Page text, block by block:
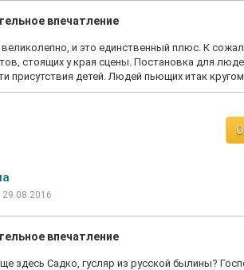
впечатление
великолепно, и это единственный плюс. К
стоящих у края сцены. Постановка для
присутствия детей. Людей пьющих итак
29.08.2016
впечатление
здесь Садко, гусляр из русской былины?